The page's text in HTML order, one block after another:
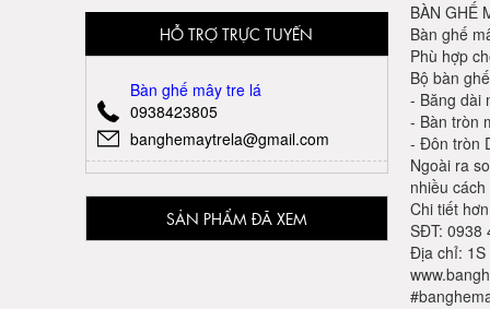
HỖ TRỢ TRỰC TUYẾN
Bàn ghế mây tre lá
0938423805
banghemaytrela@gmail.com
SẢN PHẨM ĐÃ XEM
BÀN GHẾ
Bàn ghế
Phù hợp
Bộ bàn
- Băng dài
- Bàn tròn
- Đôn tròn
Ngoài ra
nhiều
Chi tiết
SĐT: 0938
Địa chỉ: 1S